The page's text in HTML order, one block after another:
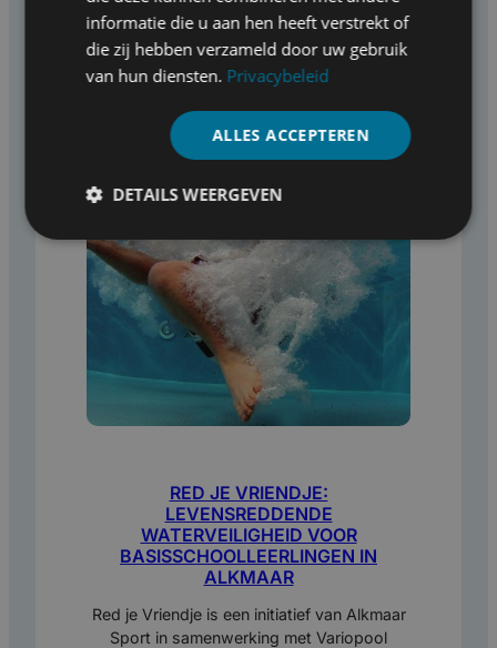
RED JE VRIENDJE:
LEVENSREDDENDE
WATERVEILIGHEID VOOR
BASISSCHOOLLEERLINGEN IN
ALKMAAR
Red je Vriendje is een initiatief van Alkmaar
Sport in samenwerking met Variopool
informatie die u aan hen heeft verstrekt of
die zij hebben verzameld door uw gebruik
van hun diensten. Privacybeleid
ALLES ACCEPTEREN
DETAILS WEERGEVEN